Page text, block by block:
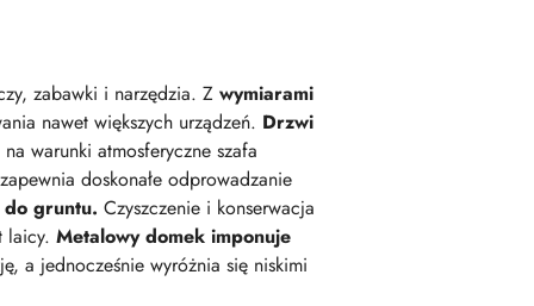
zabawki i narzędzia. Z wymiarami
nawet większych urządzeń. Drzwi
warunki atmosferyczne szafa
doskonałe odprowadzanie
gruntu. Czyszczenie i konserwacja
laicy. Metalowy domek imponuje
a jednocześnie wyróżnia się niskimi